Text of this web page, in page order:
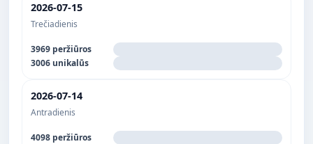
2026-07-15
Trečiadienis
3969 peržiūros
3006 unikalūs
2026-07-14
Antradienis
4098 peržiūros